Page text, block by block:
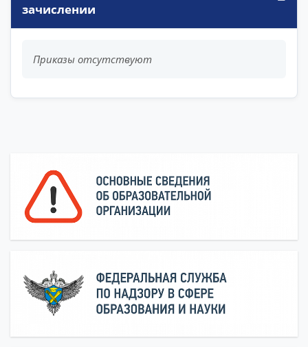
зачислении
Приказы отсутствуют